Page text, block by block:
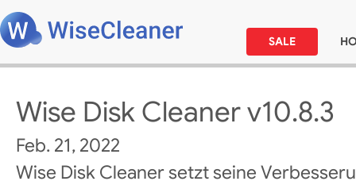
SALE
Wise Disk Cleaner v10.8.3
Feb. 21, 2022
Wise Disk Cleaner setzt seine